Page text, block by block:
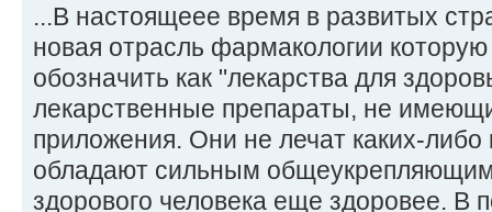
...В настоящеее время в развитых
новая отрасль фармакологии
обозначить как "лекарства для
лекарственные препараты, не
приложения. Они не лечат каких-либо
обладают сильным
здорового человека еще здоровее. В